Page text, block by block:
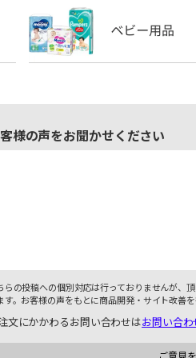
様の声をお聞かせください
らの投稿への個別対応は行っておりませんが、
す。お客様の声をもとに商品開発・サイト改善を
文にかかわるお問い合わせはお問い合